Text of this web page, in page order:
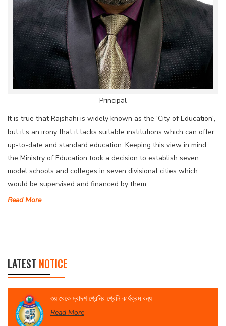
Principal
It is true that Rajshahi is widely known as the 'City of Education',
but it’s an irony that it lacks suitable institutions which can offer
up-to-date and standard education. Keeping this view in mind,
the Ministry of Education took a decision to establish seven
model schools and colleges in seven divisional cities which
would be supervised and financed by them...
Read More
LATEST NOTICE
৩য় থেকে দ্বাদশ শ্রেনির শ্রেনি কার্যক্রম বন্ধ
Read More